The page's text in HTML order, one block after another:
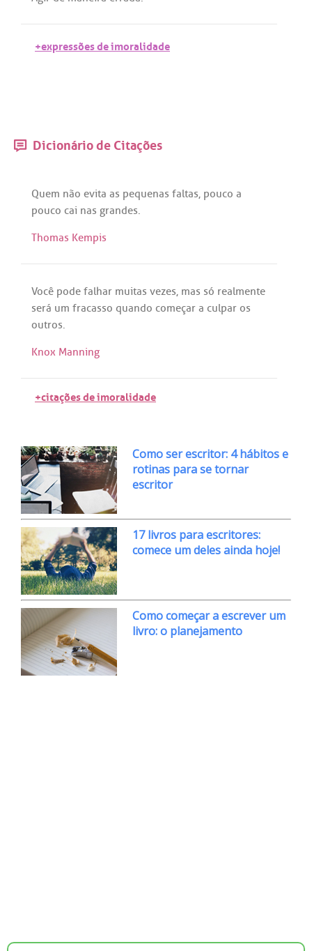
+expressões de imoralidade
Dicionário de Citações
Quem não evita as pequenas faltas, pouco a
pouco cai nas grandes.
Thomas Kempis
Você pode falhar muitas vezes, mas só realmente
será um fracasso quando começar a culpar os
outros.
Knox Manning
+citações de imoralidade
Como ser escritor: 4 hábitos e
rotinas para se tornar
escritor
17 livros para escritores:
comece um deles ainda hoje!
Como começar a escrever um
livro: o planejamento